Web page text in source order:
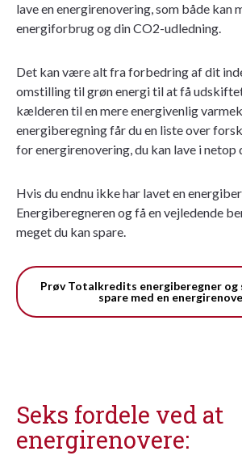
lave en energirenovering, som både kan
energiforbrug og din CO2-udledning.
Det kan være alt fra forbedring af dit
omstilling til grøn energi til at få
kælderen til en mere energivenlig
energiberegning får du en liste over
for energirenovering, du kan lave i netop
Hvis du endnu ikke har lavet en
Energiberegneren og få en vejledende
meget du kan spare.
Prøv Totalkredits energiberegner og
spare med en
Seks fordele ved at
energirenovere: